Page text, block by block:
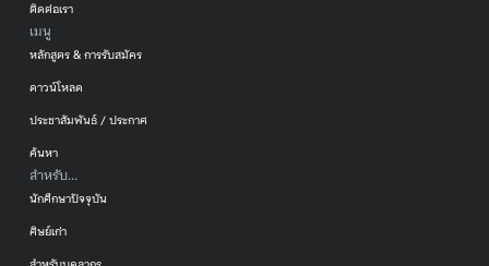
ติดต่อเรา
เมนู
หลักสูตร & การรับสมัคร
ดาวน์โหลด
ประชาสัมพันธ์ / ประกาศ
ค้นหา
สำหรับ...
นักศึกษาปัจจุบัน
ศิษย์เก่า